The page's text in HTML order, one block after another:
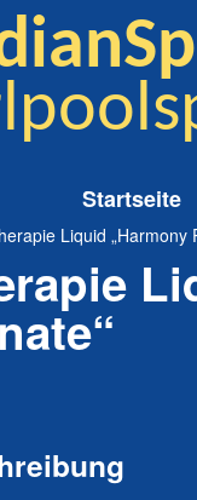
Startseite
Liquid „Harmony